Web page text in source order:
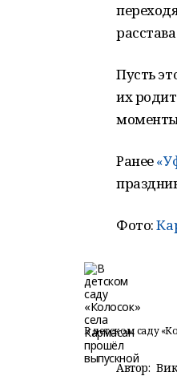
Пусть
их
Ранее
Фото:
В детском саду
Автор: